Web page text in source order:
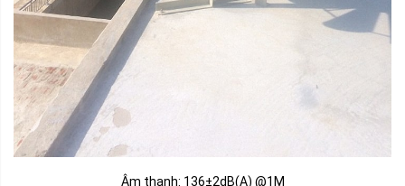
Âm thanh: 136±2dB(A) @1M